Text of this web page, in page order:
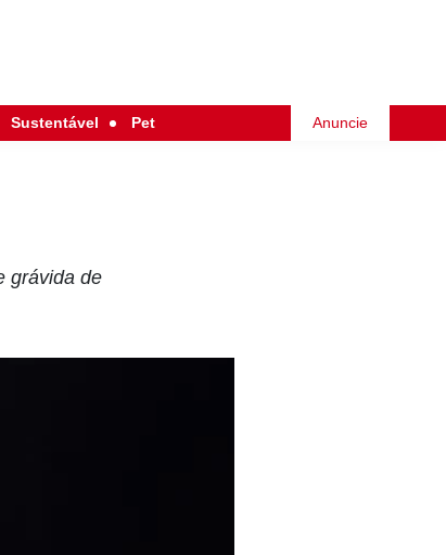
Sustentável Pet Anuncie
grávida de